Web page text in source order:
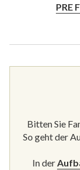
PRE
Bitten Sie
So geht der
In der